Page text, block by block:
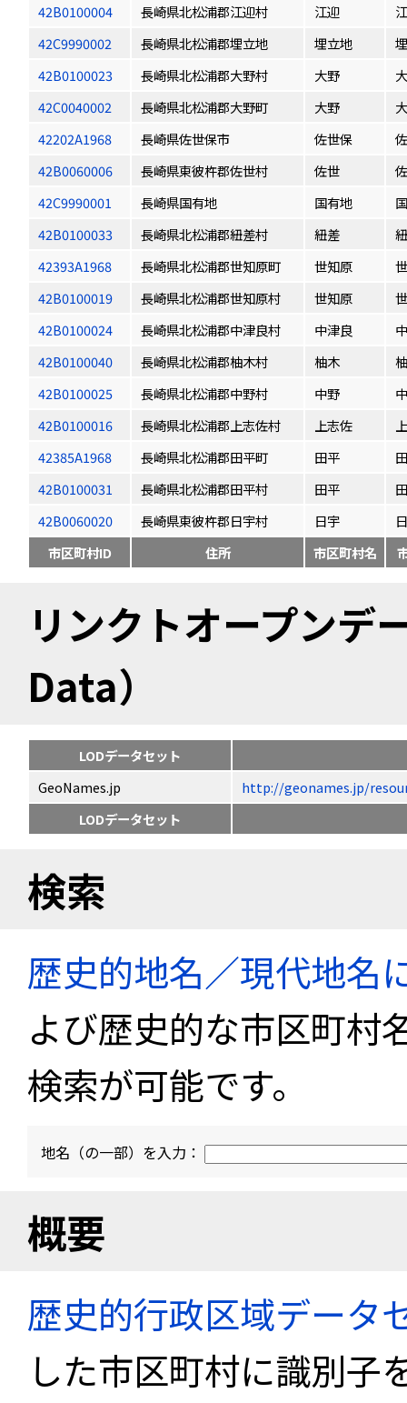
42B0100004
長崎県北松浦郡江迎村 江迎
42C9990002
長崎県北松浦郡埋立地 埋立地
42B0100023
長崎県北松浦郡大野村 大野
42C0040002
長崎県北松浦郡大野町 大野
42202A1968
長崎県佐世保市 佐世保
42B0060006
長崎県東彼杵郡佐世村 佐世
42C9990001
長崎県国有地 国有地
42B0100033
長崎県北松浦郡紐差村 紐差
42393A1968
長崎県北松浦郡世知原町 世知原
42B0100019
長崎県北松浦郡世知原村 世知原
42B0100024
長崎県北松浦郡中津良村 中津良
42B0100040
長崎県北松浦郡柚木村 柚木
42B0100025
長崎県北松浦郡中野村 中野
42B0100016
長崎県北松浦郡上志佐村 上志佐
42385A1968
長崎県北松浦郡田平町 田平
42B0100031
長崎県北松浦郡田平村 田平
42B0060020
長崎県東彼杵郡日宇村 日宇
市区町村ID
住所 市区町村名
リンクトオープン
Data）
LODデータセット
GeoNames.jp
http://geonames.jp/
LODデータセット
検索
歴史的地名／現代地名
よび歴史的な市区町村
検索が可能です。
地名（の一部）を入力：
概要
歴史的行政区域データ
した市区町村に識別子